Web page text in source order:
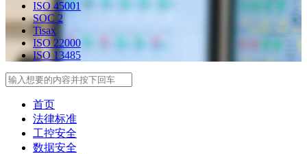
ISO 45001
SOC 2
Tisax
ISO 22000
ISO 13485
首页
法律标准
工控安全
数据安全